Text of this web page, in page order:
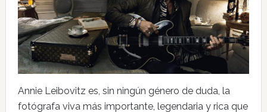
Annie Leibovitz es, sin ningún género de duda, la
fotógrafa viva más importante, legendaria y rica que